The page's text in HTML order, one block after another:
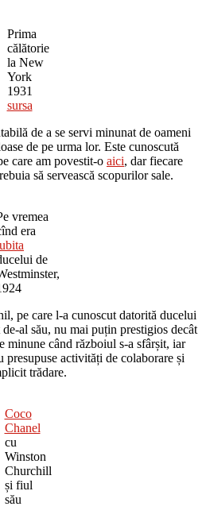
Prima
călătorie
la New
York
1931
sursa
de a se servi minunat de oameni
de pe urma lor. Este cunoscută
care am povestit-o aici, dar fiecare
să servească scopurilor sale.
vremea
era
de
pe care l-a cunoscut datorită ducelui
al său, nu mai puțin prestigios decât
minune când războiul s-a sfârșit, iar
presupuse activități de colaborare și
trădare.
Coco
Chanel
cu
Winston
Churchill
și fiul
său